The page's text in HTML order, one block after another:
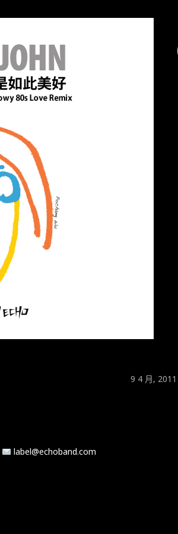
9 4 月, 2011
label@echoband.com